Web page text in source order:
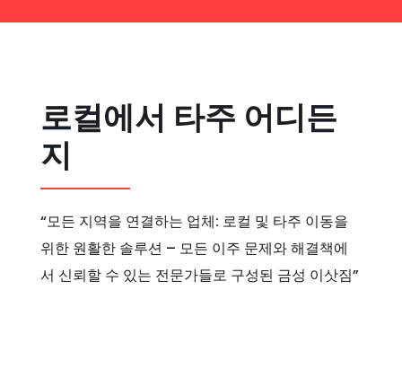
로컬에서 타주 어디든
지
“모든 지역을 연결하는 업체: 로컬 및 타주 이동을
위한 원활한 솔루션 – 모든 이주 문제와 해결책에
서 신뢰할 수 있는 전문가들로 구성된 금성 이삿짐”